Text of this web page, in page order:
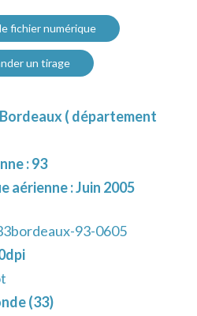
fichier numérique
un tirage
( département
: 93
aérienne : Juin 2005
93-0605
(33)